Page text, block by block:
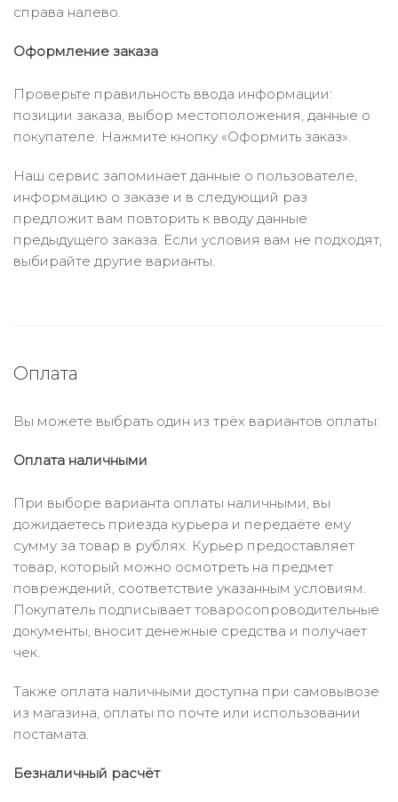
справа налево.
Оформление заказа
Проверьте правильность ввода информации:
позиции заказа, выбор местоположения, данные о
покупателе. Нажмите кнопку «Оформить заказ».
Наш сервис запоминает данные о пользователе,
информацию о заказе и в следующий раз
предложит вам повторить к вводу данные
предыдущего заказа. Если условия вам не подходят,
выбирайте другие варианты.
Оплата
Вы можете выбрать один из трёх вариантов оплаты:
Оплата наличными
При выборе варианта оплаты наличными, вы
дожидаетесь приезда курьера и передаёте ему
сумму за товар в рублях. Курьер предоставляет
товар, который можно осмотреть на предмет
повреждений, соответствие указанным условиям.
Покупатель подписывает товаросопроводительные
документы, вносит денежные средства и получает
чек.
Также оплата наличными доступна при самовывозе
из магазина, оплаты по почте или использовании
постамата.
Безналичный расчёт